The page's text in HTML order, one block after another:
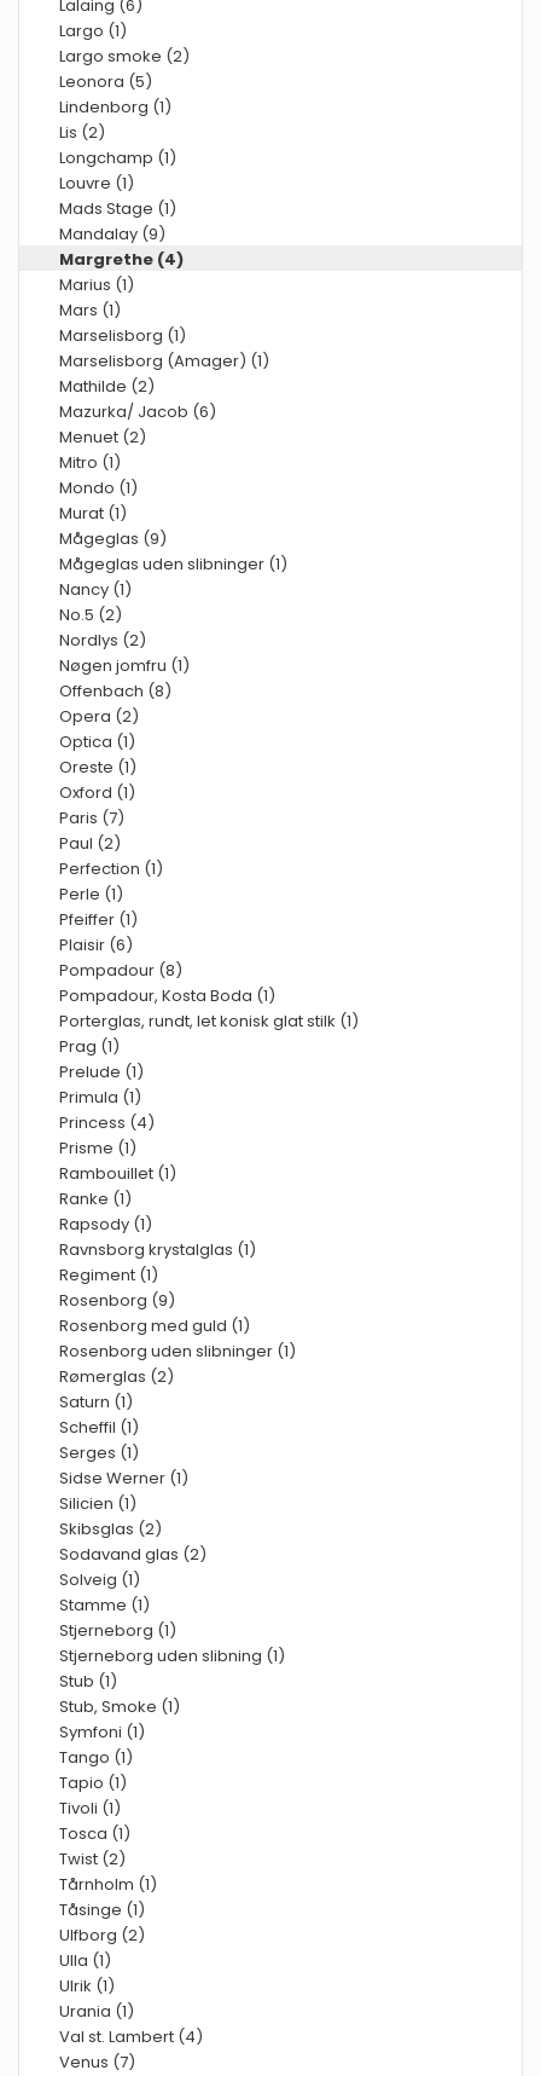
Lalaing (6)
Largo (1)
Largo smoke (2)
Leonora (5)
Lindenborg (1)
Lis (2)
Longchamp (1)
Louvre (1)
Mads Stage (1)
Mandalay (9)
Margrethe (4)
Marius (1)
Mars (1)
Marselisborg (1)
Marselisborg (Amager) (1)
Mathilde (2)
Mazurka/ Jacob (6)
Menuet (2)
Mitro (1)
Mondo (1)
Murat (1)
Mågeglas (9)
Mågeglas uden slibninger (1)
Nancy (1)
No.5 (2)
Nordlys (2)
Nøgen jomfru (1)
Offenbach (8)
Opera (2)
Optica (1)
Oreste (1)
Oxford (1)
Paris (7)
Paul (2)
Perfection (1)
Perle (1)
Pfeiffer (1)
Plaisir (6)
Pompadour (8)
Pompadour, Kosta Boda (1)
Porterglas, rundt, let konisk glat stilk (1)
Prag (1)
Prelude (1)
Primula (1)
Princess (4)
Prisme (1)
Rambouillet (1)
Ranke (1)
Rapsody (1)
Ravnsborg krystalglas (1)
Regiment (1)
Rosenborg (9)
Rosenborg med guld (1)
Rosenborg uden slibninger (1)
Rømerglas (2)
Saturn (1)
Scheffil (1)
Serges (1)
Sidse Werner (1)
Silicien (1)
Skibsglas (2)
Sodavand glas (2)
Solveig (1)
Stamme (1)
Stjerneborg (1)
Stjerneborg uden slibning (1)
Stub (1)
Stub, Smoke (1)
Symfoni (1)
Tango (1)
Tapio (1)
Tivoli (1)
Tosca (1)
Twist (2)
Tårnholm (1)
Tåsinge (1)
Ulfborg (2)
Ulla (1)
Ulrik (1)
Urania (1)
Val st. Lambert (4)
Venus (7)